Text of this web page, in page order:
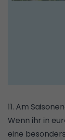
11. Am
Wenn ihr in
eine